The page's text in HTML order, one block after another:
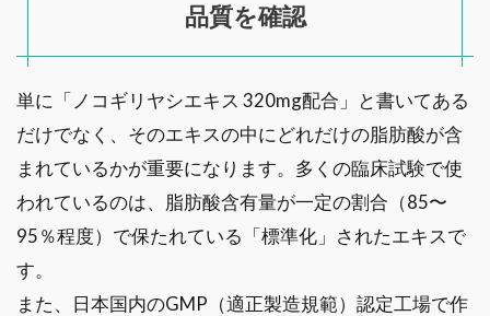
品質を確認
単に「ノコギリヤシエキス 320mg配合」と書いてある
だけでなく、そのエキスの中にどれだけの脂肪酸が含
まれているかが重要になります。多くの臨床試験で使
われているのは、脂肪酸含有量が一定の割合（85〜
95％程度）で保たれている「標準化」されたエキスで
す。
また、日本国内のGMP（適正製造規範）認定工場で作